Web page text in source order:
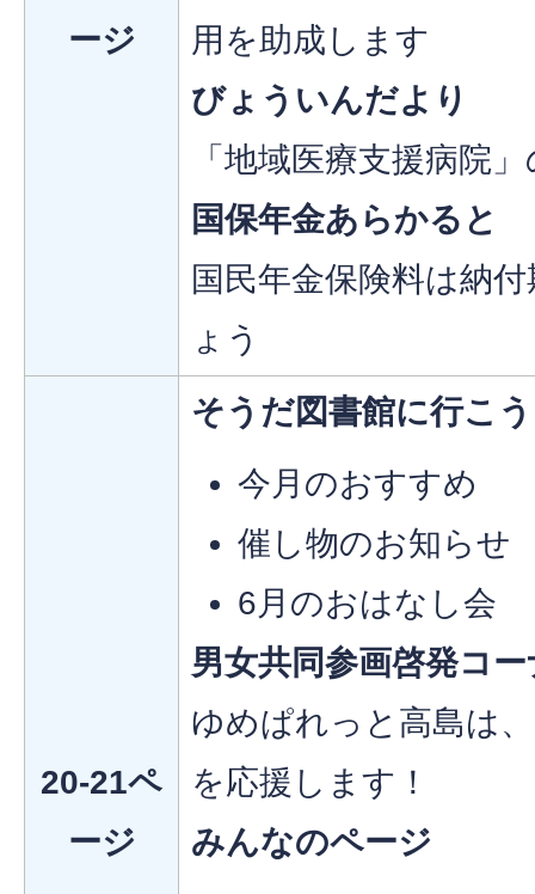
ージ
用を助成します
びょういんだより
「地域医療支援病院
国保年金あらかると
国民年金保険料は納
ょう
20-21ペ
ージ
そうだ図書館に行こ
今月のおすすめ
催し物のお知らせ
6月のおはなし会
男女共同参画啓発コ
ゆめぱれっと高島は
を応援します！
みんなのページ